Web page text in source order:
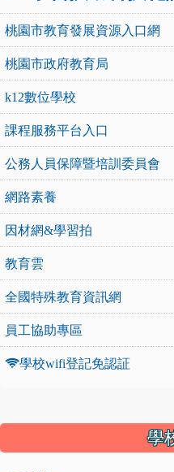
桃園市教育發展資源入口網
桃園市政府教育局
k12數位學校
課程服務平台入口
公務人員保障暨培訓委員會
網路素養
因材網&學習拍
教育雲
全國特殊教育資訊網
員工協助專區
學校wifi登記免認証
學